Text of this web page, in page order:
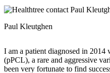
Paul Kleutghen
I am a patient diagnosed in
(pPCL), a rare and aggressive
been very fortunate to find